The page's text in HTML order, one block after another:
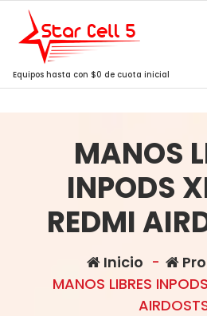
Saltar
contenido
Equipos hasta con $0 de cuota inicial
MANOS
INPODS
REDMI
Inicio -
MANOS LIBRES